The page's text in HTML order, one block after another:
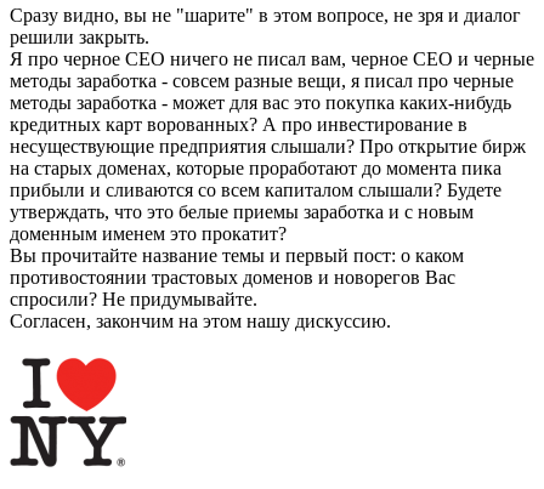
Сразу видно, вы не "шарите" в этом вопросе, не зря и диалог
решили закрыть.
Я про черное СЕО ничего не писал вам, черное СЕО и черные
методы заработка - совсем разные вещи, я писал про черные
методы заработка - может для вас это покупка каких-нибудь
кредитных карт ворованных? А про инвестирование в
несуществующие предприятия слышали? Про открытие бирж
на старых доменах, которые проработают до момента пика
прибыли и сливаются со всем капиталом слышали? Будете
утверждать, что это белые приемы заработка и с новым
доменным именем это прокатит?
Вы прочитайте название темы и первый пост: о каком
противостоянии трастовых доменов и новорегов Вас
спросили? Не придумывайте.
Согласен, закончим на этом нашу дискуссию.